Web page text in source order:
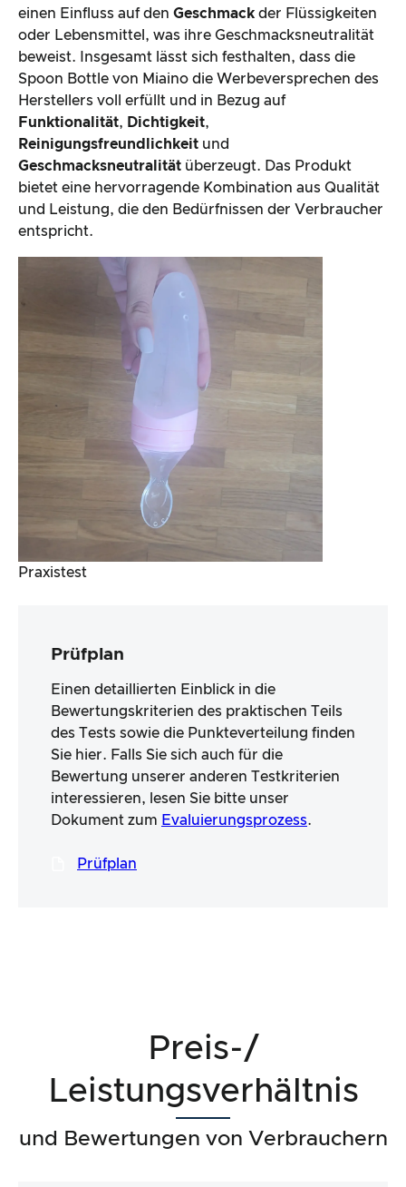
einen Einfluss auf den Geschmack der Flüssigkeiten
oder Lebensmittel, was ihre Geschmacksneutralität
beweist. Insgesamt lässt sich festhalten, dass die
Spoon Bottle von Miaino die Werbeversprechen des
Herstellers voll erfüllt und in Bezug auf
Funktionalität, Dichtigkeit,
Reinigungsfreundlichkeit und
Geschmacksneutralität überzeugt. Das Produkt
bietet eine hervorragende Kombination aus Qualität
und Leistung, die den Bedürfnissen der Verbraucher
entspricht.
Praxistest
Prüfplan
Einen detaillierten Einblick in die
Bewertungskriterien des praktischen Teils
des Tests sowie die Punkteverteilung finden
Sie hier. Falls Sie sich auch für die
Bewertung unserer anderen Testkriterien
interessieren, lesen Sie bitte unser
Dokument zum Evaluierungsprozess.
Prüfplan
Preis-/
Leistungsverhältnis
und Bewertungen von Verbrauchern